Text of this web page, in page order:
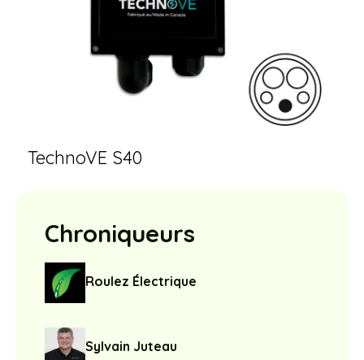
TechnoVE S40
Chroniqueurs
Roulez Électrique
Sylvain Juteau